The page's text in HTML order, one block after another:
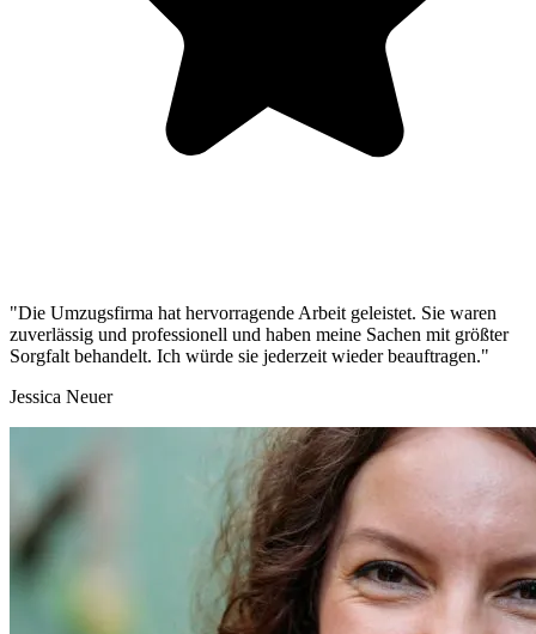
"Die Umzugsfirma hat hervorragende Arbeit geleistet. Sie waren
zuverlässig und professionell und haben meine Sachen mit größter
Sorgfalt behandelt. Ich würde sie jederzeit wieder beauftragen."
Jessica Neuer